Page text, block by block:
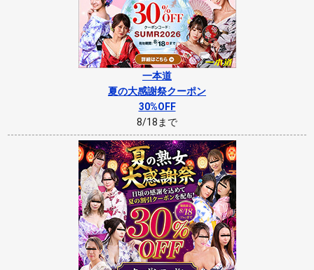
一本道
夏の大感謝祭クーポン
30%OFF
8/18まで